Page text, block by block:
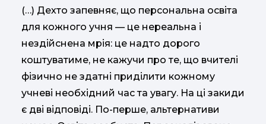
(…) Дехто запевняє, що персональна освіта
для кожного учня — це нереальна і
нездійснена мрія: це надто дорого
коштуватиме, не кажучи про те, що вчителі
фізично не здатні приділити кожному
учневі необхідний час та увагу. На ці закиди
є дві відповіді. По-перше, альтернативи